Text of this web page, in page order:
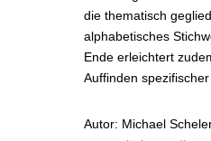
die thematisch
alphabetisches
Ende erleichtert
Auffinden
Autor: Michael